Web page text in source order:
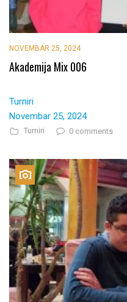
NOVEMBAR 25, 2024
Akademija Mix 006
Turniri
Novembar 25, 2024
Turniri 0 comments